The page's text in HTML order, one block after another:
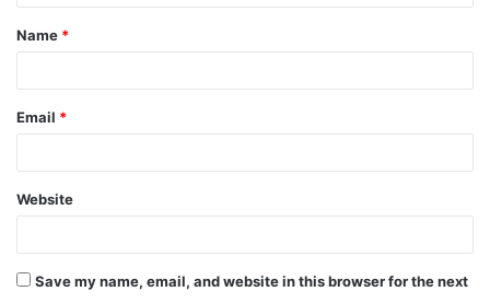
Name *
Email *
Website
Save my name, email, and website in this browser for the next